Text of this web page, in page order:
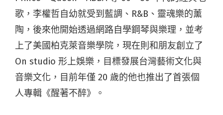
歌，李權哲自幼就受到藍調、R&B、靈魂樂的薰
陶，後來他開始透過網路自學鋼琴與樂理，並考
上了美國柏克萊音樂學院，現在則和朋友創立了
On studio 形上娛樂，目標發展台灣藝術文化與
音樂文化，目前年僅 20 歲的他也推出了首張個
人專輯《醒著不醉》。